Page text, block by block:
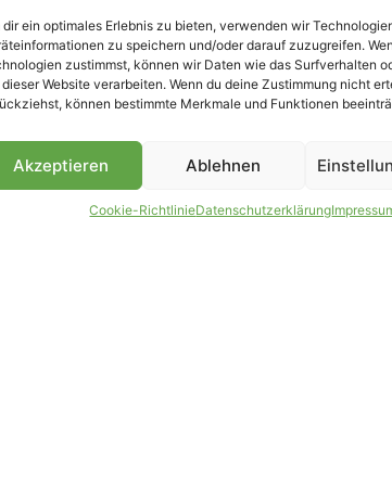
dir ein optimales Erlebnis zu bieten, verwenden wir
zu speichern und/oder darauf zuzugreifen.
zustimmst, können wir Daten wie das Surfverhalten
Website verarbeiten. Wenn du deine Zustimmung nicht
können bestimmte Merkmale und Funktionen
Akzeptieren Ablehnen
Cookie-RichtlinieDatenschutzerklärung